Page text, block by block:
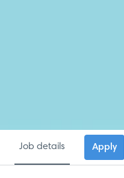
Job details Apply